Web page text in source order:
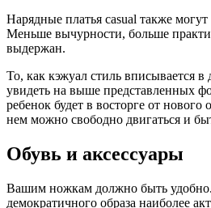
Нарядные платья casual также
Меньше вычурности, больше
выдержан.
То, как кэжуал стиль вписывается
увидеть на выше представленных
ребенок будет в восторге от нового
нем можно свободно двигаться и
Обувь и аксессуары
Вашим ножкам должно быть
демократичного образа наиболее